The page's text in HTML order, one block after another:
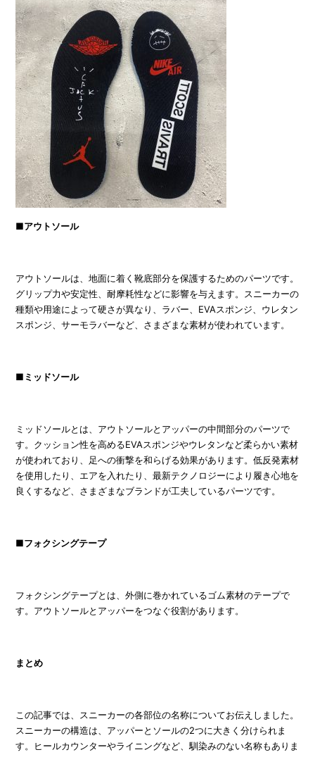
■アウトソール
アウトソールは、地面に着く靴底部分を保護するためのパーツです。
グリップ力や安定性、耐摩耗性などに影響を与えます。スニーカーの
種類や用途によって硬さが異なり、ラバー、EVAスポンジ、ウレタン
スポンジ、サーモラバーなど、さまざまな素材が使われています。
■ミッドソール
ミッドソールとは、アウトソールとアッパーの中間部分のパーツで
す。クッション性を高めるEVAスポンジやウレタンなど柔らかい素材
が使われており、足への衝撃を和らげる効果があります。低反発素材
を使用したり、エアを入れたり、最新テクノロジーにより履き心地を
良くするなど、さまざまなブランドが工夫しているパーツです。
■フォクシングテープ
フォクシングテープとは、外側に巻かれているゴム素材のテープで
す。アウトソールとアッパーをつなぐ役割があります。
まとめ
この記事では、スニーカーの各部位の名称についてお伝えしました。
スニーカーの構造は、アッパーとソールの2つに大きく分けられま
す。ヒールカウンターやライニングなど、馴染みのない名称もありま